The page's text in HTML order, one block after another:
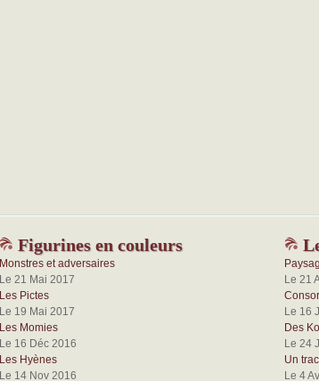
Figurines en couleurs
Monstres et adversaires
Le 21 Mai 2017
Les Pictes
Le 19 Mai 2017
Les Momies
Le 16 Déc 2016
Les Hyènes
Le 14 Nov 2016
Le 21
Le 16
Des
Le 24
Un
Le 4